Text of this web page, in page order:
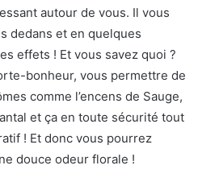
autour de vous. Il vous
dedans et en quelques
effets ! Et vous savez quoi ?
bonheur, vous permettre de
comme l’encens de Sauge,
et ça en toute sécurité tout
! Et donc vous pourrez
douce odeur florale !